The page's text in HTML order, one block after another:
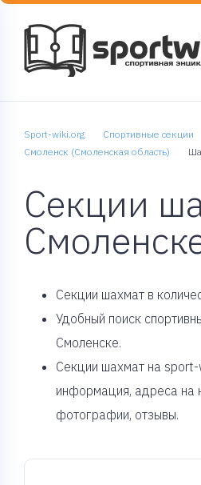
Sport-wiki.org
Спортивные секции
Смоленск (Смоленская область)
Секции
Cекции шахмат в
Удобный поиск
Смоленске.
Секции шахмат на
информация, адреса на
фотографии, отзывы.